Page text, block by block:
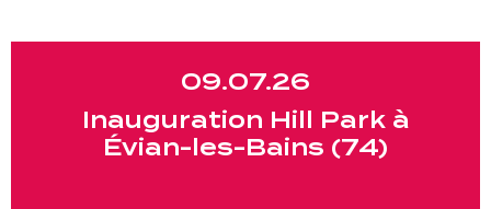
09.07.26
Inauguration Hill Park à
Évian-les-Bains (74)